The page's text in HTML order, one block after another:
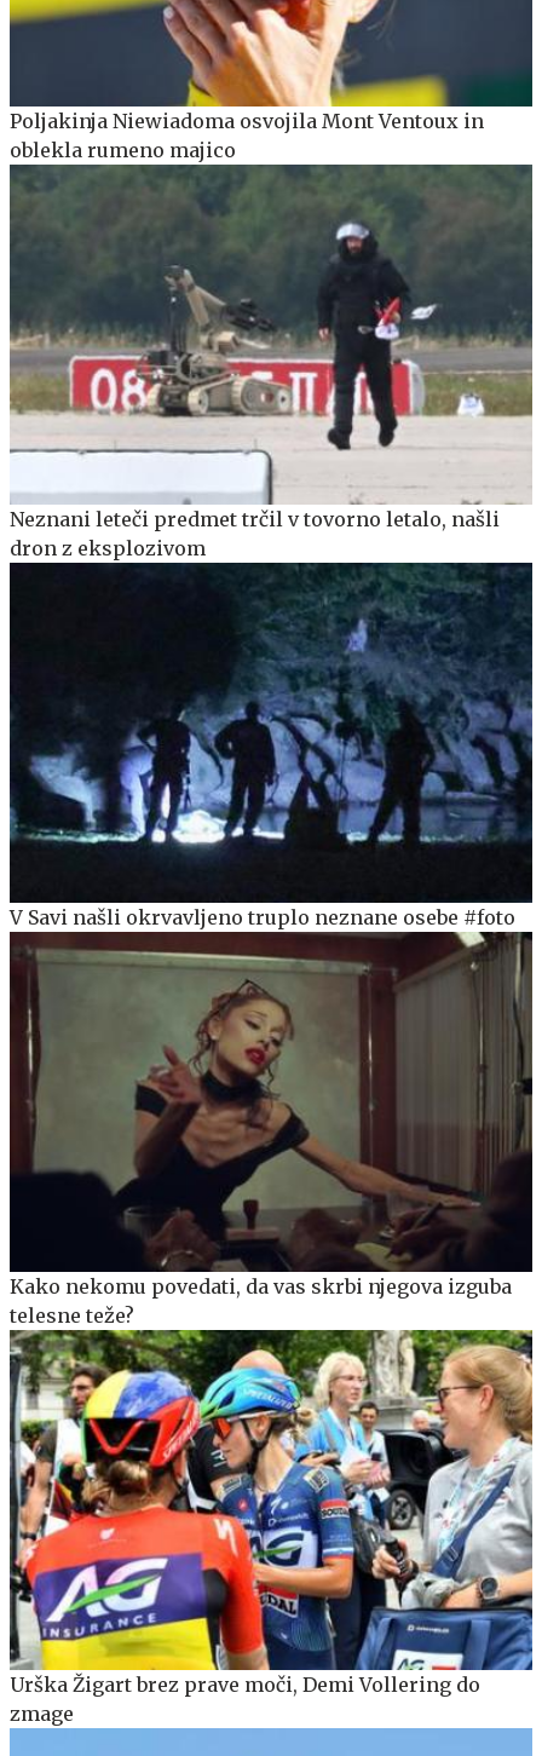
Poljakinja Niewiadoma osvojila Mont Ventoux in
oblekla rumeno majico
Neznani leteči predmet trčil v tovorno letalo, našli
dron z eksplozivom
V Savi našli okrvavljeno truplo neznane osebe #foto
Kako nekomu povedati, da vas skrbi njegova izguba
telesne teže?
Urška Žigart brez prave moči, Demi Vollering do
zmage